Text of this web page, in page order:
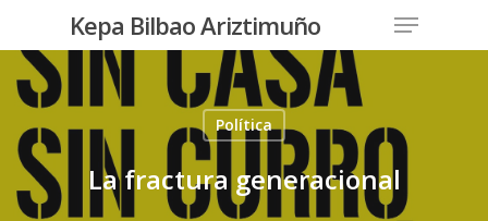
main
content
Kepa Bilbao Ariztimuño Menu
Política
La fractura generacional